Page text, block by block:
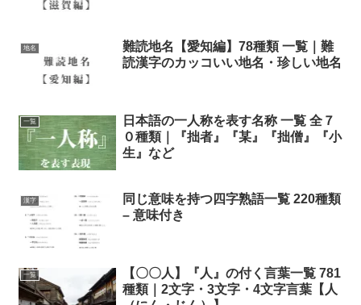
地名
難読地名【愛知編】78種類 一覧｜難
読漢字のカッコいい地名・珍しい地名
一覧
日本語の一人称を表す名称 一覧 全７
０種類｜『拙者』『某』『拙僧』『小
生』など
漢字
同じ意味を持つ四字熟語一覧 220種類
– 意味付き
一覧
【〇〇人】『人』の付く言葉一覧 781
種類｜2文字・3文字・4文字言葉【人